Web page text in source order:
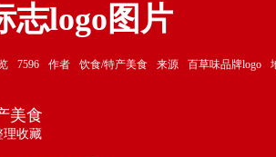
志logo图片
7596 作者 饮食/特产美食 来源 百草味品牌logo
美食
理收藏